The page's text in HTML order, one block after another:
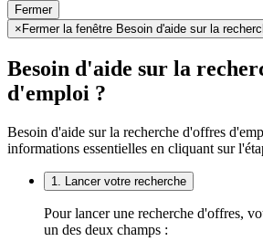
Fermer
× Fermer la fenêtre Besoin d'aide sur la
Besoin d'aide sur la
d'emploi ?
Besoin d'aide sur la recherche d'offres
informations essentielles en cliquant sur
1. Lancer votre recherche
Pour lancer une recherche d'offres,
un des deux champs :